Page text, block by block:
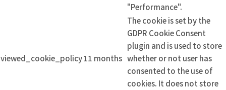
"Performance".
viewed_cookie_policy11 months
The cookie is set by the
GDPR Cookie Consent
plugin and is used to store
whether or not user has
consented to the use of
cookies. It does not store